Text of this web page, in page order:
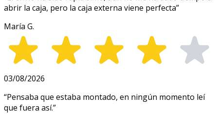
abrir la caja, pero la caja externa viene perfecta”
María G.
03/08/2026
“Pensaba que estaba montado, en ningún momento leí
que fuera así.”